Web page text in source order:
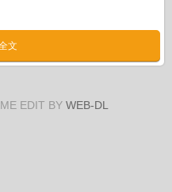
文
EDIT BY WEB-DL